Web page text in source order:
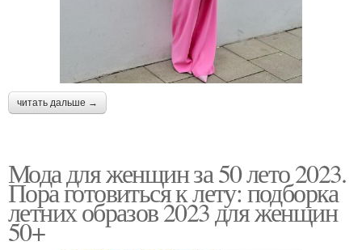
читать дальше →
Мода для женщин за 50 лето 2023.
Пора готовиться к лету: подборка
летних образов 2023 для женщин
50+